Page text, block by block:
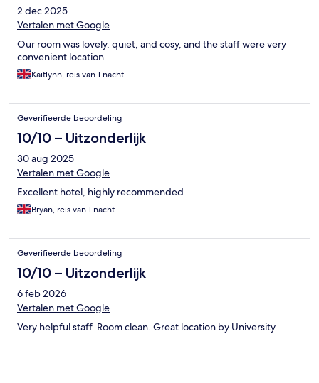
2 dec 2025
Vertalen met Google
Our room was lovely, quiet, and cosy, and the staff were very
convenient location
Kaitlynn, reis van 1 nacht
Geverifieerde beoordeling
10/10 – Uitzonderlijk
30 aug 2025
Vertalen met Google
Excellent hotel, highly recommended
Bryan, reis van 1 nacht
Geverifieerde beoordeling
10/10 – Uitzonderlijk
6 feb 2026
Vertalen met Google
Very helpful staff. Room clean. Great location by University